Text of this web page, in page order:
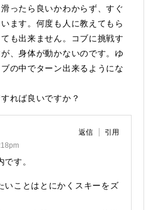
ったら良いかわからず、すぐ
ます。何度も人に教えてもら
も出来ません。コブに挑戦す
、身体が動かないのです。ゆ
の中でターン出来るようにな
れば良いですか？
返信 引用
す。
いことはとにかくスキーをズ